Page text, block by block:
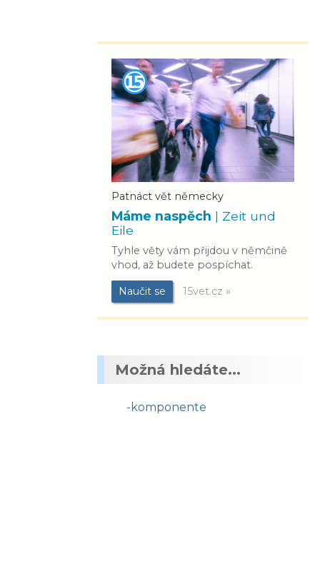
Patnáct vět německy
Máme naspěch | Zeit und
Eile
Tyhle věty vám přijdou v němčině
vhod, až budete pospíchat.
Naučit se 15vet.cz »
Možná hledáte...
-komponente